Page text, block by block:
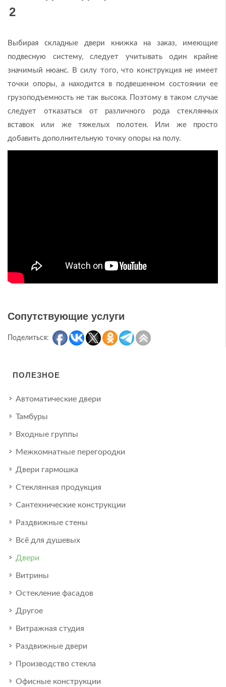
Выбирая складные двери книжка на заказ, имеющие
подвесную систему, следует учитывать один крайне
значимый нюанс. В силу того, что конструкция не имеет
точки опоры, а находится в подвешенном состоянии ее
грузоподъемность не так высока. Поэтому в таком случае
следует отказаться от различного рода стеклянных
вставок или же тяжелых полотен. Или же просто
добавить дополнительную точку опоры на полу.
Сопутствующие услуги
Поделиться:
ПОЛЕЗНОЕ
Автоматические двери
Тамбуры
Входные группы
Межкомнатные перегородки
Двери гармошка
Стеклянная продукция
Сантехнические конструкции
Раздвижные стены
Всё для душевых
Двери
Витрины
Остекление фасадов
Другое
Витражная студия
Раздвижные двери
Производство стекла
Офисные конструкции